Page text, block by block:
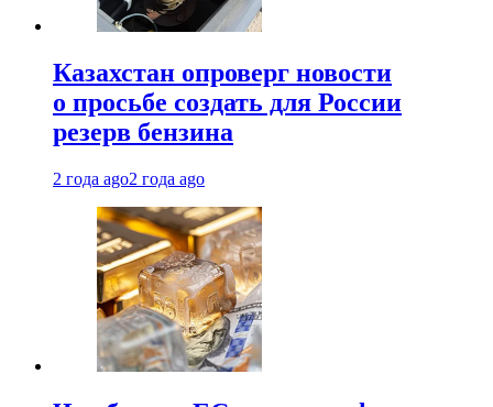
Казахстан опроверг новости
о просьбе создать для России
резерв бензина
2 года ago2 года ago